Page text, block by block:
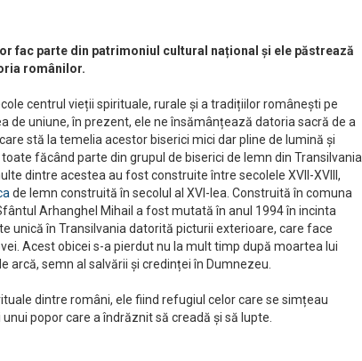
fac parte din patrimoniul cultural național și ele păstrează
românilor.
centrul vieții spirituale, rurale și a tradițiilor românești pe
de uniune, în prezent, ele ne însămânțează datoria sacră de a
stă la temelia acestor biserici mici dar pline de lumină și
făcând parte din grupul de biserici de lemn din Transilvania
dintre acestea au fost construite între secolele XVII-XVIII,
de lemn construită în secolul al XVI-lea. Construită în comuna
Arhanghel Mihail a fost mutată în anul 1994 în incinta
unică în Transilvania datorită picturii exterioare, care face
Acest obicei s-a pierdut nu la mult timp după moartea lui
semn al salvării și credinței în Dumnezeu.
dintre români, ele fiind refugiul celor care se simțeau
popor care a îndrăznit să creadă și să lupte.